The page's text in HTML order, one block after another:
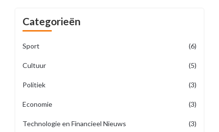
Categorieën
Sport (6)
Cultuur (5)
Politiek (3)
Economie (3)
Technologie en Financieel Nieuws (3)